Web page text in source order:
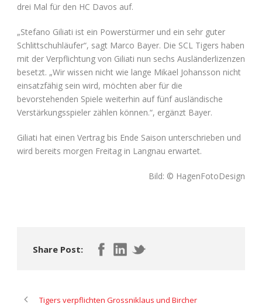
drei Mal für den HC Davos auf.
„Stefano Giliati ist ein Powerstürmer und ein sehr guter
Schlittschuhläufer“, sagt Marco Bayer. Die SCL Tigers haben
mit der Verpflichtung von Giliati nun sechs Ausländerlizenzen
besetzt. „Wir wissen nicht wie lange Mikael Johansson nicht
einsatzfähig sein wird, möchten aber für die
bevorstehenden Spiele weiterhin auf fünf ausländische
Verstärkungsspieler zählen können.“, ergänzt Bayer.
Giliati hat einen Vertrag bis Ende Saison unterschrieben und
wird bereits morgen Freitag in Langnau erwartet.
Bild: © HagenFotoDesign
Share Post:
Tigers verpflichten Grossniklaus und Bircher